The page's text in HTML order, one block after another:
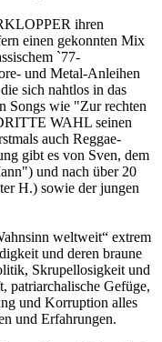
ihren
einen gekonnten Mix
`77-
und Metal-Anleihen
sich nahtlos in das
Songs wie "Zur rechten
WAHL seinen
auch Reggae-
gibt es von Sven, dem
und nach über 20
H.) sowie der jungen
weltweit“ extrem
und deren braune
Skrupellosigkeit und
patriarchalische Gefüge,
und Korruption alles
und Erfahrungen.